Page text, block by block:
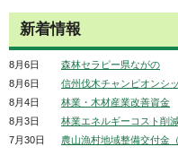
新着情報
8月6日
森林セラピー県ながの
8月6日
信州伐木チャンピオンシ
8月4日
林業・木材産業改善資金
8月3日
林業エネルギーコスト削
7月30日
農山漁村地域整備交付金